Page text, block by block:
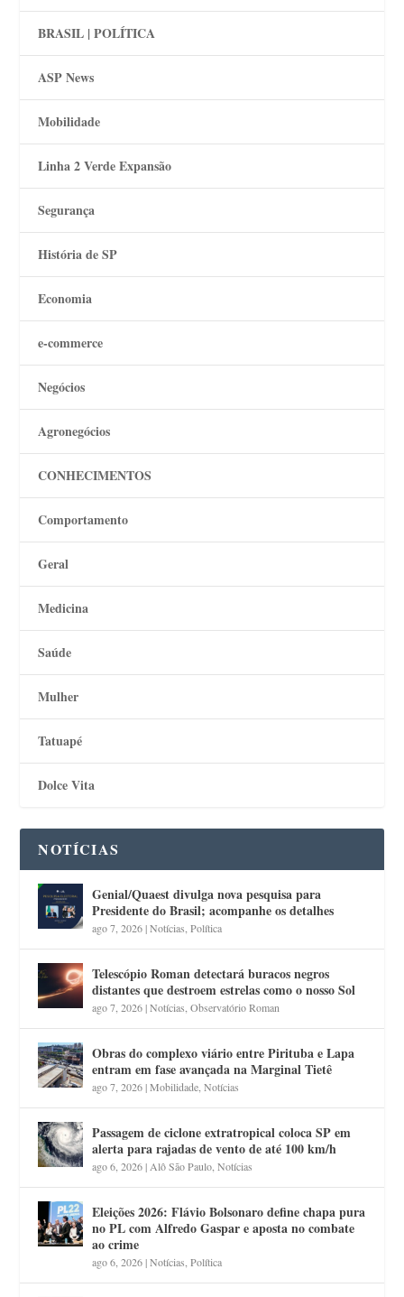
BRASIL | POLÍTICA
ASP News
Mobilidade
Linha 2 Verde Expansão
Segurança
História de SP
Economia
e-commerce
Negócios
Agronegócios
CONHECIMENTOS
Comportamento
Geral
Medicina
Saúde
Mulher
Tatuapé
Dolce Vita
NOTÍCIAS
Genial/Quaest divulga nova pesquisa para
Presidente do Brasil; acompanhe os detalhes
ago 7, 2026|Notícias,Política
Telescópio Roman detectará buracos negros
distantes que destroem estrelas como o nosso Sol
ago 7, 2026|Notícias,Observatório Roman
Obras do complexo viário entre Pirituba e Lapa
entram em fase avançada na Marginal Tietê
ago 7, 2026|Mobilidade,Notícias
Passagem de ciclone extratropical coloca SP em
alerta para rajadas de vento de até 100 km/h
ago 6, 2026|Alô São Paulo,Notícias
Eleições 2026: Flávio Bolsonaro define chapa pura
no PL com Alfredo Gaspar e aposta no combate
ao crime
ago 6, 2026|Notícias,Política